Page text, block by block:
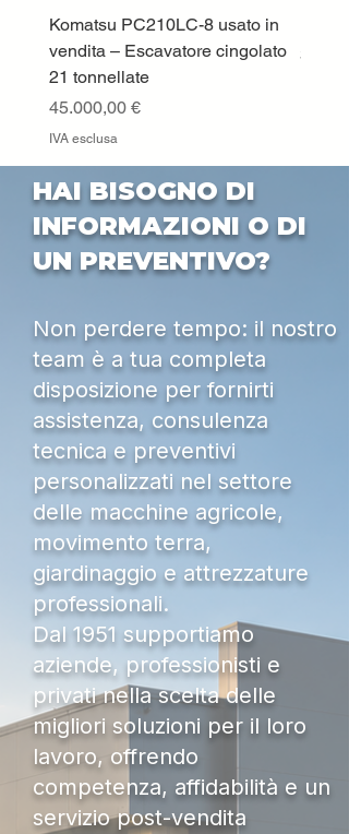
Komatsu PC210LC-8 usato in
vendita – Escavatore cingolato
21 tonnellate
Prezzo
45.000,00 €
IVA esclusa
Prezzo
HAI BISOGNO DI
INFORMAZIONI O DI
UN PREVENTIVO?
Non perdere tempo: il nostro
team è a tua completa
disposizione per fornirti
assistenza, consulenza
tecnica e preventivi
personalizzati nel settore
delle macchine agricole,
movimento terra,
giardinaggio e attrezzature
professionali.
Dal 1951 supportiamo
aziende, professionisti e
privati nella scelta delle
migliori soluzioni per il loro
lavoro, offrendo
competenza, affidabilità e un
servizio post-vendita